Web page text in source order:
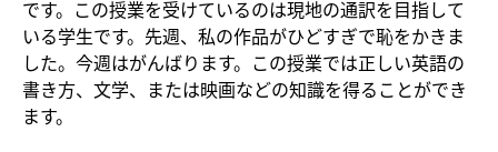
です。この授業を受けているのは現地の通訳を目指して
いる学生です。先週、私の作品がひどすぎで恥をかきま
した。今週はがんばります。この授業では正しい英語の
書き方、文学、または映画などの知識を得ることができ
ます。